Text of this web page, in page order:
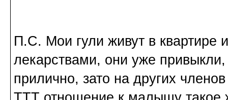
П.С. Мои гули живут в квартире
лекарствами, они уже
прилично, зато на других